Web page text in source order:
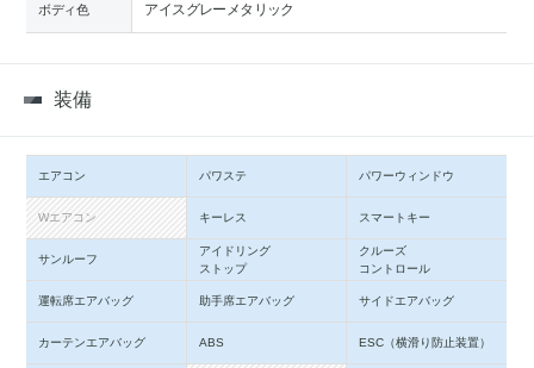
ボディ色 アイスグレーメタリック
装備
エアコン パワステ パワーウィンドウ
Wエアコン キーレス スマートキー
サンルーフ
アイドリング
ストップ
クルーズ
コントロール
運転席エアバッグ 助手席エアバッグ サイドエアバッグ
カーテンエアバッグ ABS ESC（横滑り防止装置）